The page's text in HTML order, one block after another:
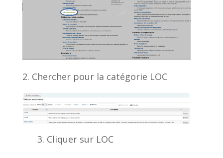
2. Chercher pour la catégorie LOC
Cliquer sur LOC